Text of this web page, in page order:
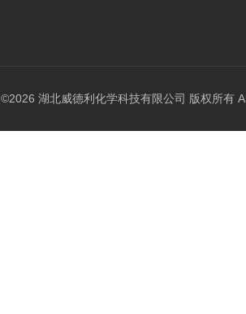
©2026 湖北威德利化学科技有限公司 版权所有